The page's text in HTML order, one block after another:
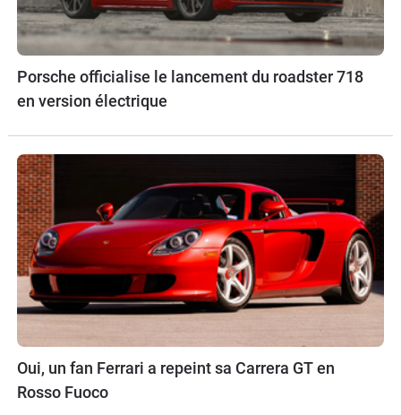
Porsche officialise le lancement du roadster 718
en version électrique
Oui, un fan Ferrari a repeint sa Carrera GT en
Rosso Fuoco